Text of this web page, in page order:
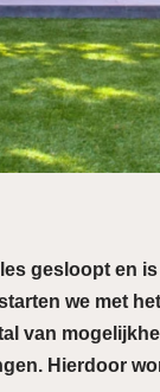
gesloopt en
we met
van
Hierdoor